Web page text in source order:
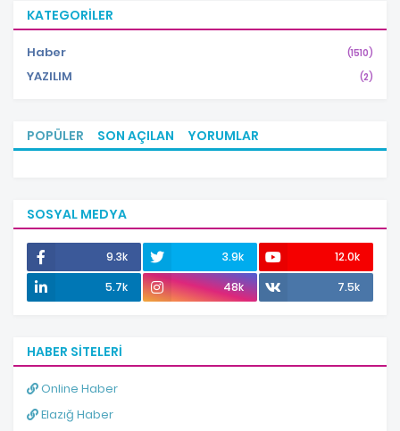
KATEGORILER
Haber (1510)
YAZILIM (2)
POPÜLER SON AÇILAN YORUMLAR
SOSYAL MEDYA
9.3k 3.9k
12.0k
5.7k
48k 7.5k
HABER SITELERI
Online Haber
Elazığ Haber